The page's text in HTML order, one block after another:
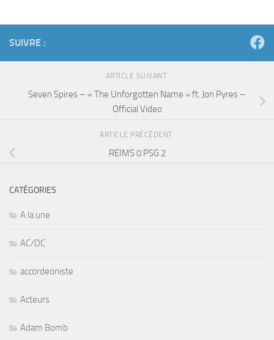
SUIVRE :
ARTICLE SUIVANT
Seven Spires – « The Unforgotten Name » ft. Jon Pyres –
Official Video
ARTICLE PRÉCÉDENT
REIMS 0 PSG 2
CATÉGORIES
A la une
AC/DC
accordeoniste
Acteurs
Adam Bomb